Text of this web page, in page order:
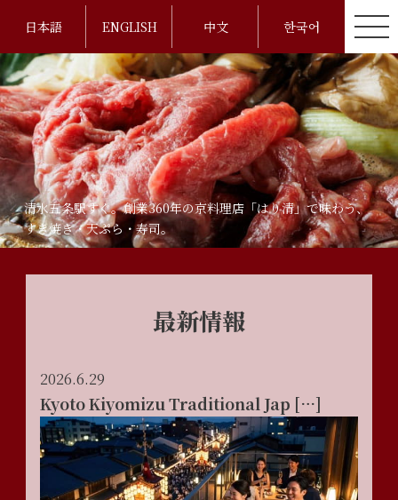
日本語 ENGLISH 中文 한국어
清水五条駅すぐ。創業360年の京料理店「はり清」で味わう、
すき焼き・天ぷら・寿司。
最新情報
2026.6.29
Kyoto Kiyomizu Traditional Jap […]